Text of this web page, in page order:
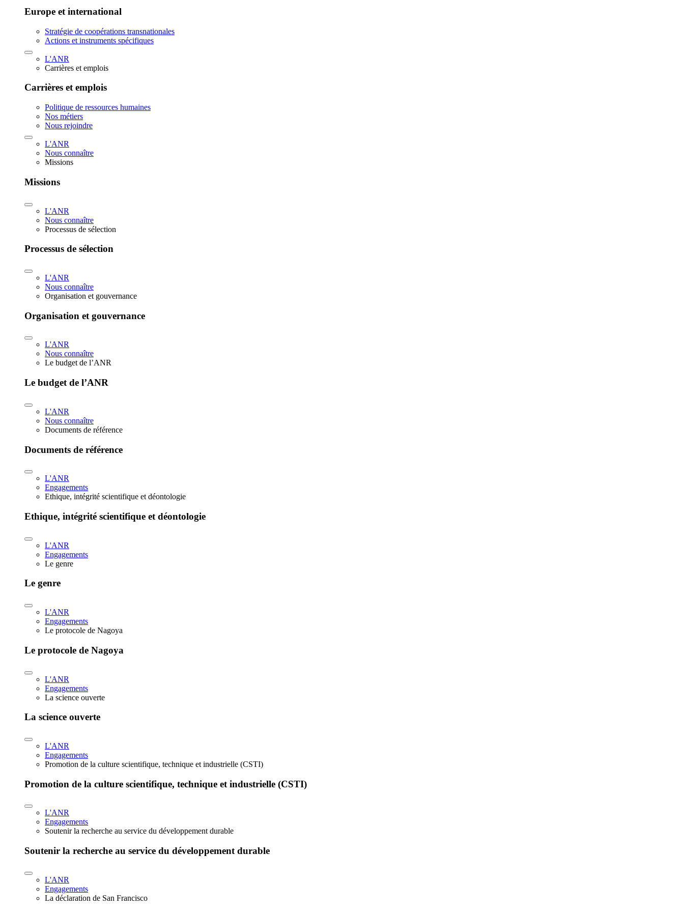
Europe et international
Stratégie de coopérations transnationales
Actions et instruments spécifiques
L'ANR
Carrières et emplois
Carrières et emplois
Politique de ressources humaines
Nos métiers
Nous rejoindre
L'ANR
Nous connaître
Missions
Missions
L'ANR
Nous connaître
Processus de sélection
Processus de sélection
L'ANR
Nous connaître
Organisation et gouvernance
Organisation et gouvernance
L'ANR
Nous connaître
Le budget de l’ANR
Le budget de l’ANR
L'ANR
Nous connaître
Documents de référence
Documents de référence
L'ANR
Engagements
Ethique, intégrité scientifique et déontologie
Ethique, intégrité scientifique et déontologie
L'ANR
Engagements
Le genre
Le genre
L'ANR
Engagements
Le protocole de Nagoya
Le protocole de Nagoya
L'ANR
Engagements
La science ouverte
La science ouverte
L'ANR
Engagements
Promotion de la culture scientifique, technique et industrielle (CSTI)
Promotion de la culture scientifique, technique et industrielle (CSTI)
L'ANR
Engagements
Soutenir la recherche au service du développement durable
Soutenir la recherche au service du développement durable
L'ANR
Engagements
La déclaration de San Francisco